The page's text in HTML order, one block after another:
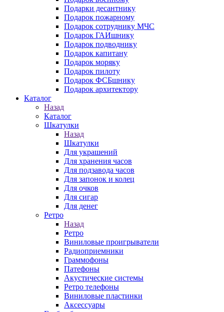
Подарки десантнику
Подарок пожарному
Подарок сотруднику МЧС
Подарок ГАИшнику
Подарок подводнику
Подарок капитану
Подарок моряку
Подарок пилоту
Подарок ФСБшнику
Подарок архитектору
Каталог
Назад
Каталог
Шкатулки
Назад
Шкатулки
Для украшений
Для хранения часов
Для подзавода часов
Для запонок и колец
Для очков
Для сигар
Для денег
Ретро
Назад
Ретро
Виниловые проигрыватели
Радиоприемники
Граммофоны
Патефоны
Акустические системы
Ретро телефоны
Виниловые пластинки
Аксессуары